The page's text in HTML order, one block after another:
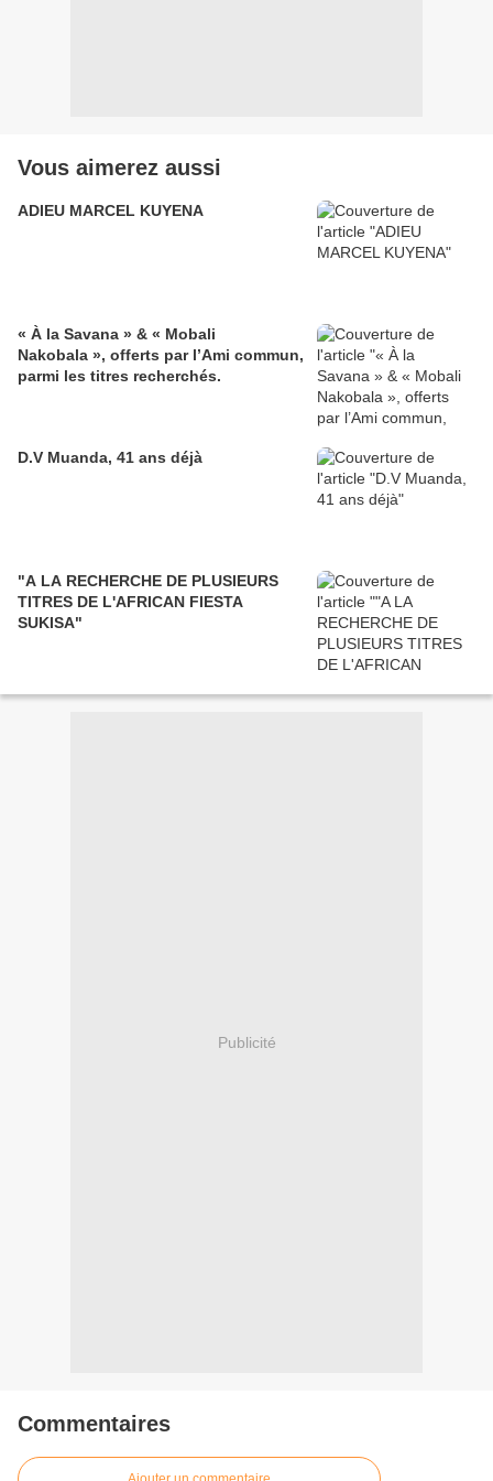
Vous aimerez aussi
ADIEU MARCEL KUYENA
« À la Savana » & « Mobali
Nakobala », offerts par l’Ami commun,
parmi les titres recherchés.
D.V Muanda, 41 ans déjà
"A LA RECHERCHE DE PLUSIEURS
TITRES DE L'AFRICAN FIESTA
SUKISA"
Publicité
Commentaires